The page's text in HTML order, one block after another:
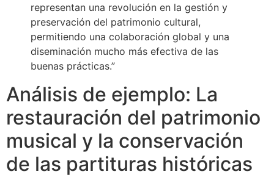
representan una revolución en la gestión y
preservación del patrimonio cultural,
permitiendo una colaboración global y una
diseminación mucho más efectiva de las
buenas prácticas.”
Análisis de ejemplo: La
restauración del patrimonio
musical y la conservación
de las partituras históricas